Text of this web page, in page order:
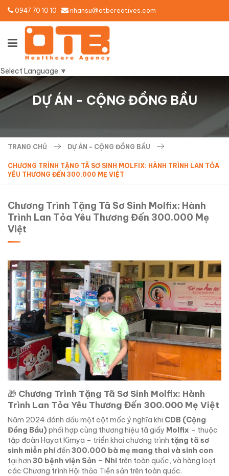
0947 70 10 10 nhansu@otbcreatives.com
Select Language ▼
DỰ ÁN - CỘNG ĐỒNG BẦU
TRANG CHỦ DỰ ÁN - CỘNG ĐỒNG BẦU
CHƯƠNG TRÌNH TẶNG TÃ SƠ SINH MOLFIX: HÀNH TRÌNH LAN TỎA
YÊU THƯƠNG ĐẾN 300.000 MẸ VIỆT
Chương Trình Tặng Tã Sơ Sinh Molfix: Hành
Trình Lan Tỏa Yêu Thương Đến 300.000 Mẹ
Việt
🎁 Chương Trình Tặng Tã Sơ Sinh Molfix: Hành
Trình Lan Tỏa Yêu Thương Đến 300.000 Mẹ Việt
Năm 2024 đánh dấu một cột mốc ý nghĩa khi CDB (Cộng
Đồng Bầu) phối hợp cùng thương hiệu tã giấy Molfix – thuộc
tập đoàn Hayat Kimya – triển khai chương trình tặng tã sơ
sinh miễn phí đến 300.000 bà mẹ mang thai và sinh con
tại hơn 30 bệnh viện Sản – Nhi trên toàn quốc, và hàng loạt
các Chương trình Hội thảo Tiền sản trên toàn quốc.